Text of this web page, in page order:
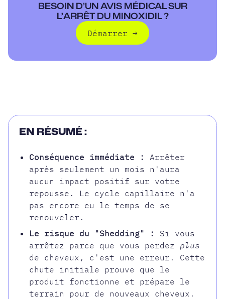
BESOIN D’UN AVIS MÉDICAL SUR
L’ARRÊT DU MINOXIDIL ?
Démarrer →
EN RÉSUMÉ :
Conséquence immédiate :
Arrêter
après seulement un mois n'aura
aucun impact positif sur votre
repousse. Le cycle capillaire n'a
pas encore eu le temps de se
renouveler.
Le risque du "Shedding" :
Si vous
arrêtez parce que vous perdez plus
de cheveux, c'est une erreur. Cette
chute initiale prouve que le
produit fonctionne et prépare le
terrain pour de nouveaux cheveux.